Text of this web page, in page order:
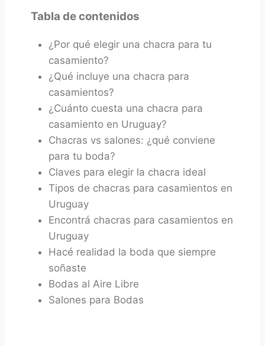
Tabla de contenidos
¿Por qué elegir una chacra para tu
casamiento?
¿Qué incluye una chacra para
casamientos?
¿Cuánto cuesta una chacra para
casamiento en Uruguay?
Chacras vs salones: ¿qué conviene
para tu boda?
Claves para elegir la chacra ideal
Tipos de chacras para casamientos en
Uruguay
Encontrá chacras para casamientos en
Uruguay
Hacé realidad la boda que siempre
soñaste
Bodas al Aire Libre
Salones para Bodas